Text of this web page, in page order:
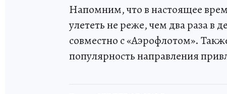
Напомним, что в настоящее
улететь не реже, чем два раза в
совместно с «Аэрофлотом».
популярность направления